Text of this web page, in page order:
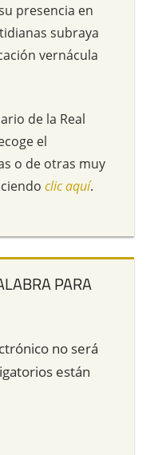
presencia en
subraya
vernácula
de la Real
el
o de otras muy
clic aquí.
PARA
no será
están